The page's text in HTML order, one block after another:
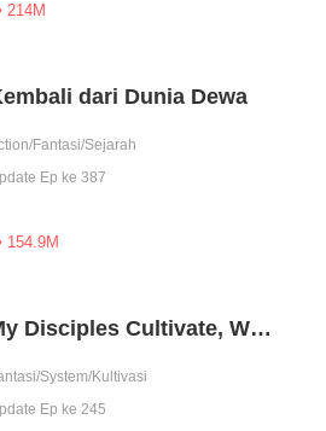
214M
dari Dunia Dewa
Fantasi/Sejarah
Ep ke 387
154.9M
My Disciples Cultivate, While I Slack Off!
System/Kultivasi
Ep ke 245